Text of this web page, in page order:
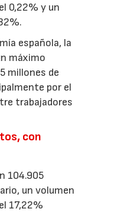
0,22% y un
española, la
máximo
millones de
por el
trabajadores
con
104.905
un volumen
17,22%